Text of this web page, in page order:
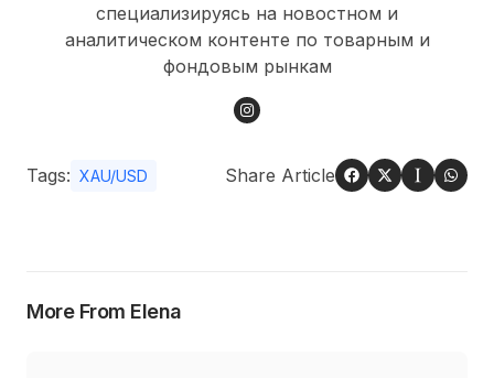
специализируясь на новостном и
аналитическом контенте по товарным и
фондовым рынкам
Tags: XAU/USD Share Article
More From Elena